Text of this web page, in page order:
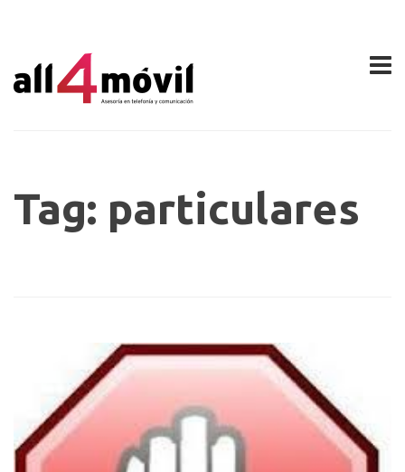
Tag: particulares